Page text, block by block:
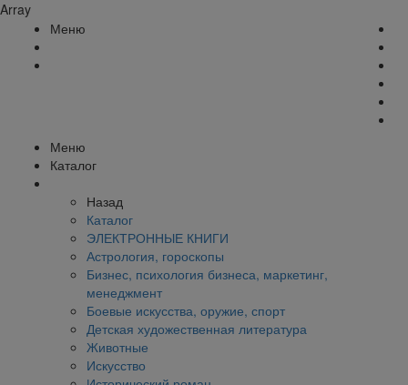
Array
Меню
Меню
Каталог
Назад
Каталог
ЭЛЕКТРОННЫЕ КНИГИ
Астрология, гороскопы
Бизнес, психология бизнеса, маркетинг,
менеджмент
Боевые искусства, оружие, спорт
Детская художественная литература
Животные
Искусство